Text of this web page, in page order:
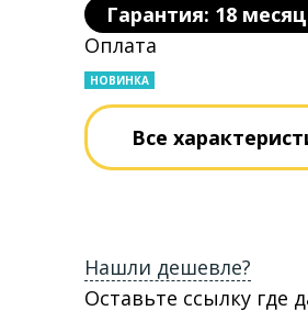
Гарантия: 18
Оплата
НОВИНКА
Все
Нашли дешевле?
Оставьте ссылку